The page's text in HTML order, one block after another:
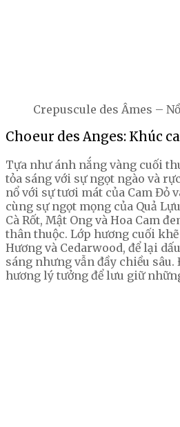
Crepuscule des Âmes –
Choeur des Anges: Khúc
Tựa như ánh nắng vàng cuối
tỏa sáng với sự ngọt ngào và
nổ với sự tươi mát của Cam Đỏ
cùng sự ngọt mọng của Quả
Cà Rốt, Mật Ong và Hoa Cam
thân thuộc. Lớp hương cuối
Hương và Cedarwood, để lại
sáng nhưng vẫn đầy chiều
hương lý tưởng để lưu giữ